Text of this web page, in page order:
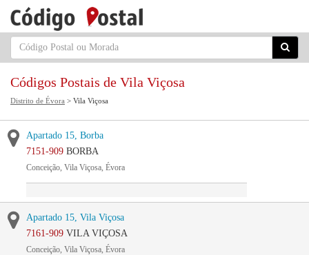
Códigos Postais de Vila Viçosa
Distrito de Évora > Vila Viçosa
Apartado 15, Borba
7151-909 BORBA
Conceição, Vila Viçosa, Évora
Apartado 15, Vila Viçosa
7161-909 VILA VIÇOSA
Conceição, Vila Viçosa, Évora